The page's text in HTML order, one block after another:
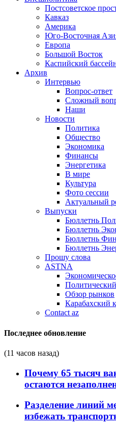
Постсоветское
Кавказ
Америка
Юго-Восточная
Европа
Большой Восток
Каспийский
Архив
Интервью
Вопрос-ответ
Сложный
Наши
Новости
Политика
Общество
Экономика
Финансы
Энергетика
В мире
Культура
Фото сессии
Актуальный
Выпуски
Бюллетнь
Бюллетнь
Бюллетнь
Бюллетнь
Прошу слова
ASTNA
Обзор рынков
Карабахский
Contact az
Последнее обновление
(11 часов назад)
Почему 65 тысяч
остаются
Разделение линий
избежать